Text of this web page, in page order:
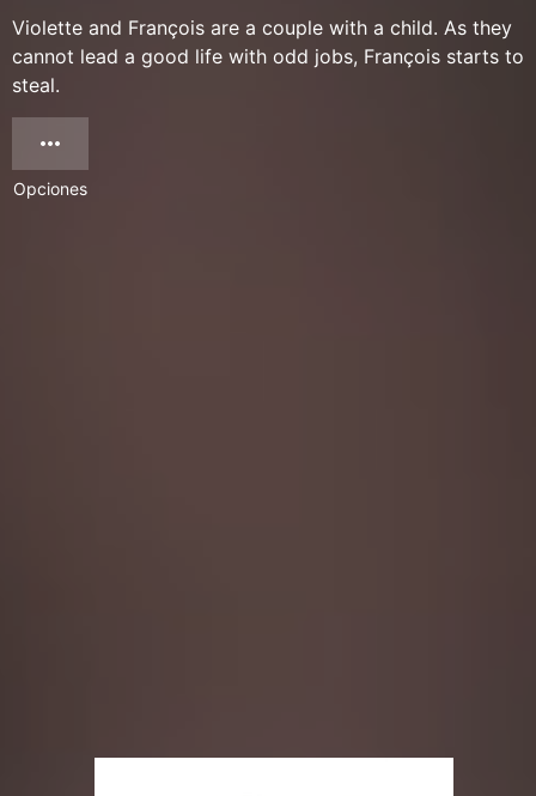
Violette and François are a couple with a child. As they
cannot lead a good life with odd jobs, François starts to
steal.
Opciones